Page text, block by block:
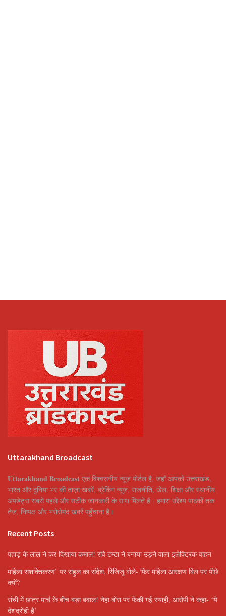
Uttarakhand Broadcast
Uttarakhand Broadcast एक विश्वसनीय न्यूज़ पोर्टल है, जहाँ आपको उत्तराखंड,
भारत और दुनिया भर की ताज़ा खबरें, ब्रेकिंग न्यूज़, राजनीति, खेल, शिक्षा और स्थानीय
अपडेट्स सबसे पहले और सटीक जानकारी के साथ मिलते हैं। हमारा उद्देश्य पाठकों तक
तेज़, निष्पक्ष और भरोसेमंद खबरें पहुँचाना है।
Recent Posts
पहाड़ के लाल ने कर दिखाया कमाल! रवि टम्टा ने बनाया उड़ने वाला इलेक्ट्रिक वाहन
महिला सशक्तिकरण’ पर राहुल का संदेश, रिजिजू बोले- फिर महिला आरक्षण बिल पर पीछे
क्यों?
रांची में छात्र मार्च के बीच बड़ा बवाल! नेहा बोरा पर फेंकी गई स्याही, आरोपी ने कहा- ‘ये
देशद्रोही हैं’